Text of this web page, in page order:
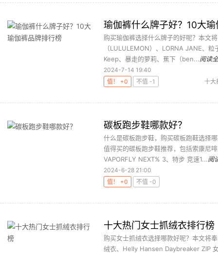
瑜伽裤什么牌子好？10大
购买瑜伽裤选择什么牌子的好呢？本文
（LULULEMON）、LORNA JANE、
Keep、暴走的萝莉、蕉下（ben...阅读
2024-7-14 19:40
值！ +0
不值 -1 十大
碳板跑步鞋哪款好？
什么是碳板跑步鞋，购买碳板跑鞋选择
值得买的碳板跑步鞋推荐，包括索康尼
VAPORFLY NEXT% 3、特步 竞速1...阅
2024-6-28 21:00
值！ +0
不值 -0
十大热门女士抓绒衣排行榜
购买女士抓绒衣选择哪款好呢？本文将
绒衣、Helly Hansen Daybreaker ZIP